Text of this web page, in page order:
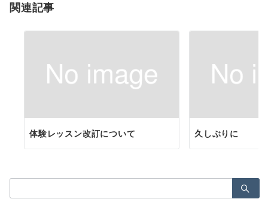
ン
関連記事
体験レッスン改訂について 久しぶりに